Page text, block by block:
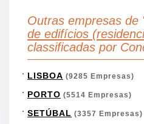
Outras empresas de
de edifícios
classificadas por
LISBOA (9285 Empresas)
PORTO (5514 Empresas)
SETÚBAL (3357 Empresas)